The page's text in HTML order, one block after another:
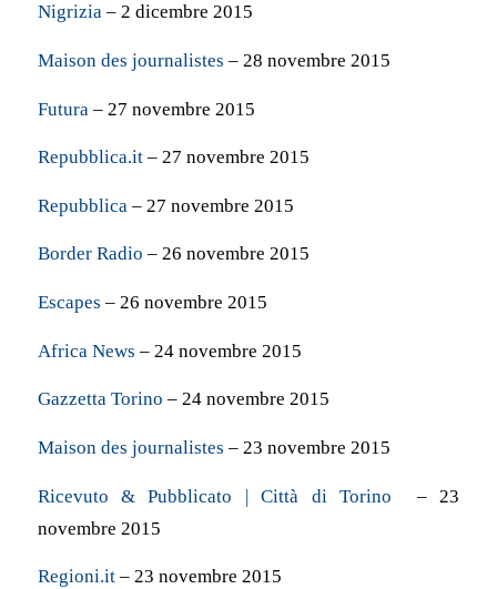
Nigrizia– 2 dicembre 2015
Maison des journalistes – 28 novembre 2015
Futura – 27 novembre 2015
Repubblica.it– 27 novembre 2015
Repubblica– 27 novembre 2015
Border Radio – 26 novembre 2015
Escapes – 26 novembre 2015
Africa News – 24 novembre 2015
Gazzetta Torino – 24 novembre 2015
Maison des journalistes – 23 novembre 2015
Ricevuto & Pubblicato | Città di Torino – 23
novembre 2015
Regioni.it– 23 novembre 2015